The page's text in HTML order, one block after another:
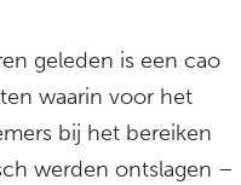
geleden is een cao
waarin voor het
bij het bereiken
werden ontslagen –